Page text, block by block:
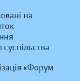
на
суспільства
«Форум